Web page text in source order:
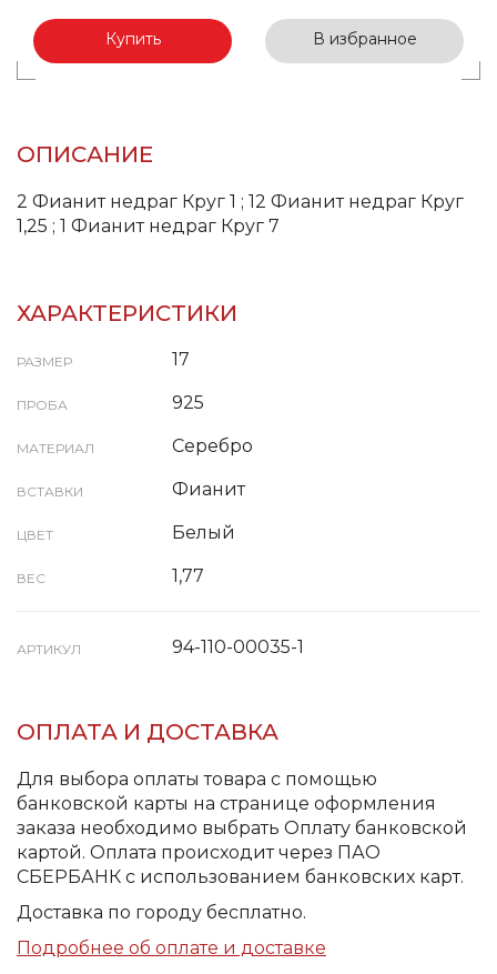
Купить В избранное
ОПИСАНИЕ
2 Фианит недраг Круг 1 ; 12 Фианит недраг Круг
1,25 ; 1 Фианит недраг Круг 7
ХАРАКТЕРИСТИКИ
РАЗМЕР 17
ПРОБА 925
МАТЕРИАЛ Серебро
ВСТАВКИ Фианит
ЦВЕТ Белый
ВЕС 1,77
АРТИКУЛ 94-110-00035-1
ОПЛАТА И ДОСТАВКА
Для выбора оплаты товара с помощью
банковской карты на странице оформления
заказа необходимо выбрать Оплату банковской
картой. Оплата происходит через ПАО
СБЕРБАНК с использованием банковских карт.
Доставка по городу бесплатно.
Подробнее об оплате и доставке